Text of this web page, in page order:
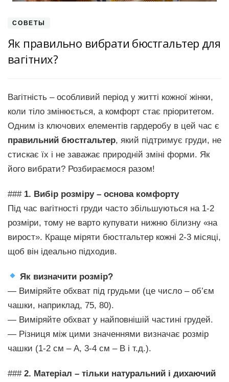
СОВЕТЫ
Як правильно вибрати бюстгальтер для
вагітних?
Вагітність – особливий період у житті кожної жінки,
коли тіло змінюється, а комфорт стає пріоритетом.
Одним із ключових елементів гардеробу в цей час є
правильний бюстгальтер, який підтримує груди, не
стискає їх і не заважає природній зміні форми. Як
його вибрати? Розбираємося разом!
### 1. Вибір розміру – основа комфорту
Під час вагітності груди часто збільшуються на 1-2
розміри, тому не варто купувати нижню білизну «на
вирост». Краще міряти бюстгальтер кожні 2-3 місяці,
щоб він ідеально підходив.
Як визначити розмір?
— Виміряйте обхват під грудьми (це число – об’єм
чашки, наприклад, 75, 80).
— Виміряйте обхват у найповнішій частині грудей.
— Різниця між цими значеннями визначає розмір
чашки (1-2 см – А, 3-4 см – B і т.д.).
### 2. Матеріал – тільки натуральний і дихаючий